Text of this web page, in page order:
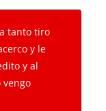
tanto tiro
y le
y al
vengo